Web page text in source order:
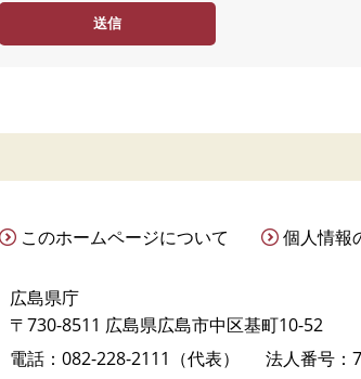
度
このホームページについて 個人情報
広島県庁
〒730-8511 広島県広島市中区基町10-52
電話：082-228-2111（代表）
法人番号：